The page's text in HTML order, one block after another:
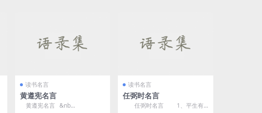
读书名言
黄遵宪名言
黄遵宪名言 &nb...
读书名言
任弼时名言
任弼时名言 1、平生有